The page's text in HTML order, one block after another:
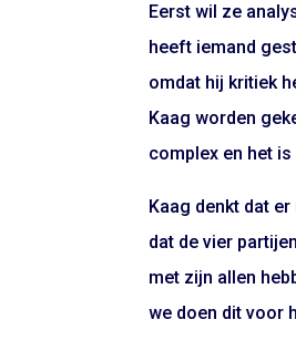
Eerst wil ze
heeft iemand
omdat hij kritiek
Kaag worden
complex en het is
Kaag denkt dat
dat de vier
met zijn allen
we doen dit voor